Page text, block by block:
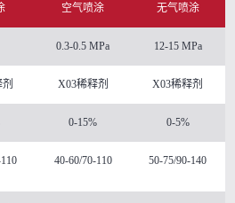
空气喷涂 无气喷涂
0.3-0.5 MPa 12-15 MPa
X03稀释剂 X03稀释剂
0-15% 0-5%
40-60/70-110 50-75/90-140